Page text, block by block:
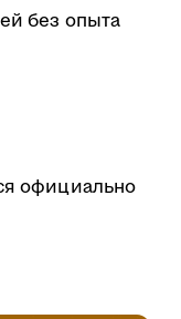
без опыта
официально